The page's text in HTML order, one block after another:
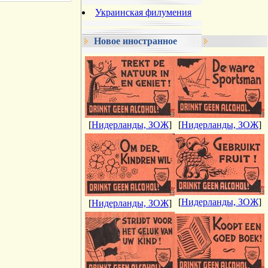
Украинская филумения
Новое иностранное
[Нидерланды, ЗОЖ] [Нидерланды, ЗОЖ]
[Нидерланды, ЗОЖ] [Нидерланды, ЗОЖ]